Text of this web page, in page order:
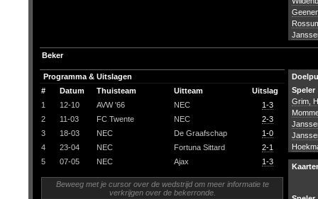
Beker
Programma & Uitslagen
#
Datum Thuisteam Uitteam
Uitslag
1
12-10 AVW '66 NEC
1-3
2
11-03 FC Twente NEC
2-3
3
18-03 NEC De Graafschap
1-0
4
23-04 NEC Fortuna Sittard
2-1
5
07-05 NEC Ajax 1-3
Beweeg met je cursor over de wedstrijd om meer informatie te
verkrijgen over de bekerronde.
Speler
Grim,